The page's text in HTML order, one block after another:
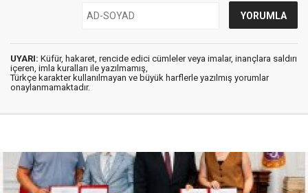
UYARI: Küfür, hakaret, rencide edici cümleler veya imalar, inançlara saldırı
içeren, imla kuralları ile yazılmamış,
Türkçe karakter kullanılmayan ve büyük harflerle yazılmış yorumlar
onaylanmamaktadır.